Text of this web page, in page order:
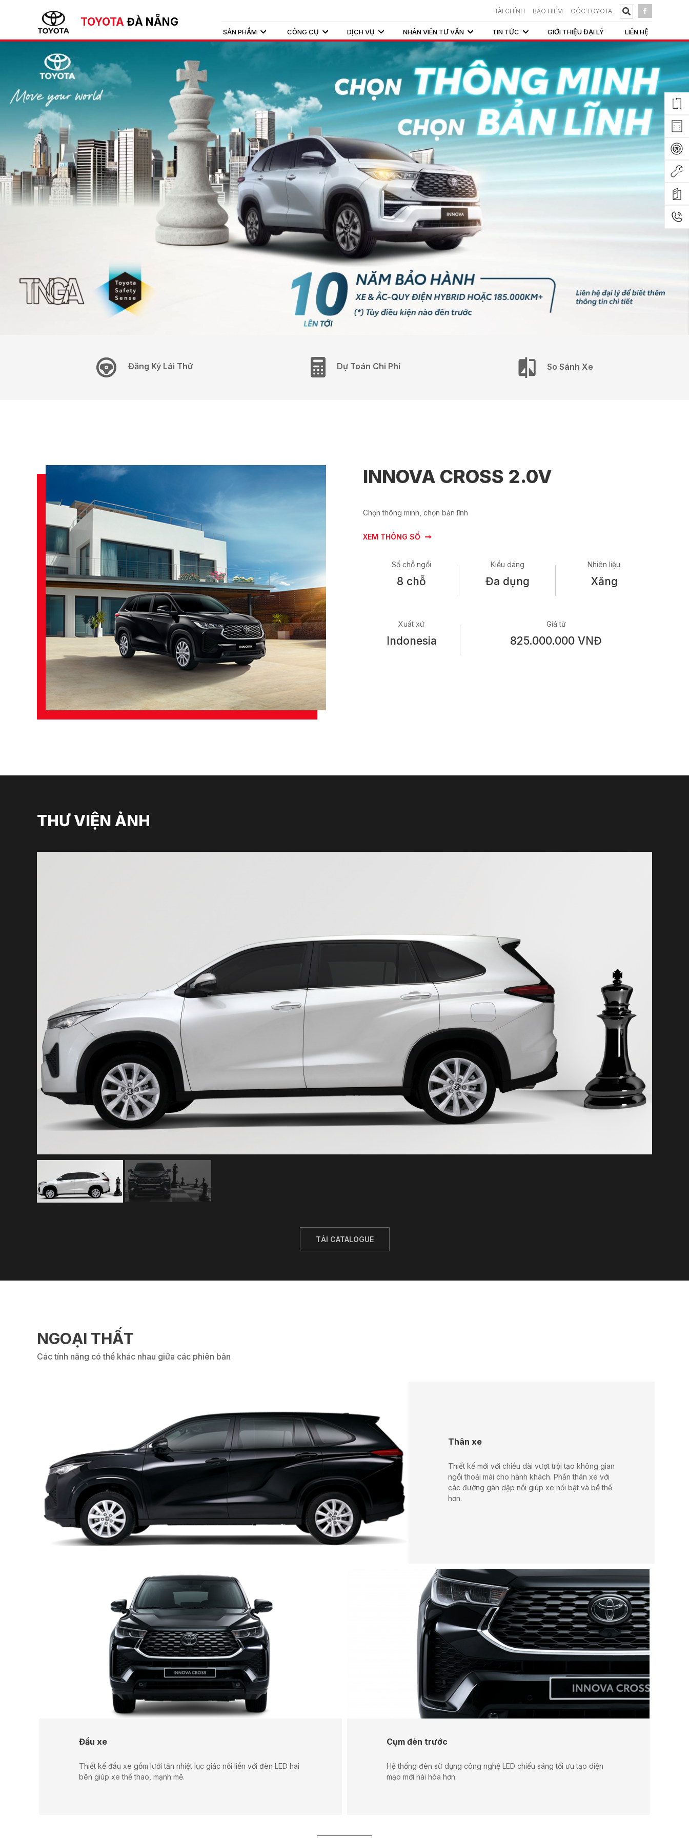
TOYOTA ĐÀ NẴNG
TÀI CHÍNH BẢO HIỂM GÓC TOYOTA
SẢN PHẨM CÔNG CỤ DỊCH VỤ NHÂN VIÊN TƯ VẤN TIN TỨC GIỚI THIỆU ĐẠI LÝ LIÊN HỆ
Đăng Ký Lái Thử Dự Toán Chi Phí So Sánh Xe
INNOVA CROSS 2.0V
Chọn thông minh, chọn bản lĩnh
XEM THÔNG SỐ
Số chỗ ngồi
8 chỗ
Kiểu dáng
Đa dụng
Nhiên liệu
Xăng
Xuất xứ
Indonesia
Giá từ
825.000.000 VNĐ
THƯ VIỆN ẢNH
TẢI CATALOGUE
NGOẠI THẤT
Các tính năng có thể khác nhau giữa các phiên bản
Thân xe
Thiết kế mới với chiều dài vượt trội tạo không gian
ngồi thoải mái cho hành khách. Phần thân xe với
các đường gân dập nổi giúp xe nổi bật và bề thế
hơn.
Đầu xe
Thiết kế đầu xe gồm lưới tản nhiệt lục giác nối liền với đèn LED hai
bên giúp xe thể thao, mạnh mẽ.
Cụm đèn trước
Hệ thống đèn sử dụng công nghệ LED chiếu sáng tối ưu tạo diện
mạo mới hài hòa hơn.